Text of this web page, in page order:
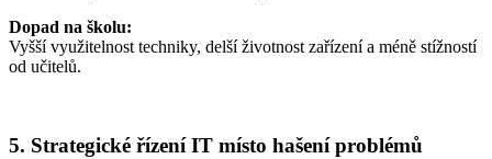
Dopad na školu:
Vyšší využitelnost techniky, delší životnost zařízení a méně stížností
od učitelů.
5. Strategické řízení IT místo hašení problémů